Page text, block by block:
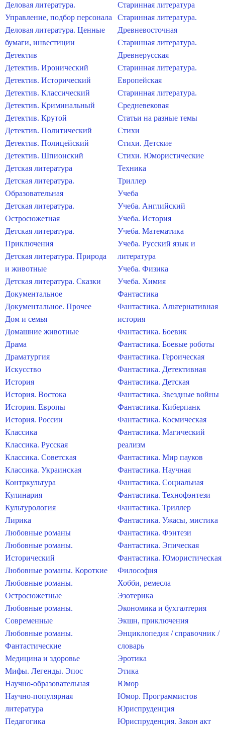
Деловая литература.
Управление, подбор персонала
Деловая литература. Ценные
бумаги, инвестиции
Детектив
Детектив. Иронический
Детектив. Исторический
Детектив. Классический
Детектив. Криминальный
Детектив. Крутой
Детектив. Политический
Детектив. Полицейский
Детектив. Шпионский
Детская литература
Детская литература.
Образовательная
Детская литература.
Остросюжетная
Детская литература.
Приключения
Детская литература. Природа
и животные
Детская литература. Сказки
Документальное
Документальное. Прочее
Дом и семья
Домашние животные
Драма
Драматургия
Искусство
История
История. Востока
История. Европы
История. России
Классика
Классика. Русская
Классика. Советская
Классика. Украинская
Контркультура
Кулинария
Культурология
Лирика
Любовные романы
Любовные романы.
Исторический
Любовные романы. Короткие
Любовные романы.
Остросюжетные
Любовные романы.
Современные
Любовные романы.
Фантастические
Медицина и здоровье
Мифы. Легенды. Эпос
Научно-образовательная
Научно-популярная
литература
Педагогика
Старинная литература
Старинная литература.
Древневосточная
Старинная литература.
Древнерусская
Старинная литература.
Европейская
Старинная литература.
Средневековая
Статьи на разные темы
Стихи
Стихи. Детские
Стихи. Юмористические
Техника
Триллер
Учеба
Учеба. Английский
Учеба. История
Учеба. Математика
Учеба. Русский язык и
литература
Учеба. Физика
Учеба. Химия
Фантастика
Фантастика. Альтернативная
история
Фантастика. Боевик
Фантастика. Боевые роботы
Фантастика. Героическая
Фантастика. Детективная
Фантастика. Детская
Фантастика. Звездные войны
Фантастика. Киберпанк
Фантастика. Космическая
Фантастика. Магический
реализм
Фантастика. Мир пауков
Фантастика. Научная
Фантастика. Социальная
Фантастика. Технофэнтези
Фантастика. Триллер
Фантастика. Ужасы, мистика
Фантастика. Фэнтези
Фантастика. Эпическая
Фантастика. Юмористическая
Философия
Хобби, ремесла
Эзотерика
Экономика и бухгалтерия
Экшн, приключения
Энциклопедия / справочник /
словарь
Эротика
Этика
Юмор
Юмор. Программистов
Юриспруденция
Юриспруденция. Закон акт